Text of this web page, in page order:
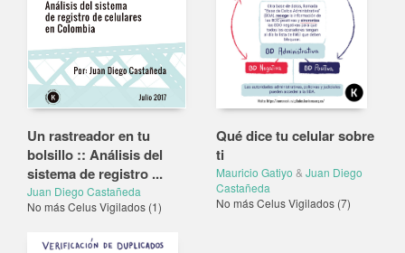
Un rastreador en tu
bolsillo :: Análisis del
sistema de registro ...
Juan Diego Castañeda
No más Celus Vigilados (1)
Qué dice tu celular sobre
ti
Mauricio Gatiyo & Juan Diego
Castañeda
No más Celus Vigilados (7)